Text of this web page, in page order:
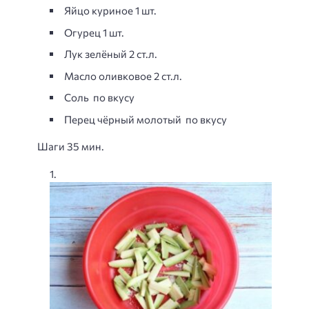
Яйцо куриное 1 шт.
Огурец 1 шт.
Лук зелёный 2 ст.л.
Масло оливковое 2 ст.л.
Соль по вкусу
Перец чёрный молотый по вкусу
Шаги 35 мин.